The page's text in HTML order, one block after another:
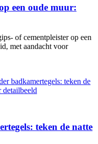
een oude muur:
of cementpleister op een
met aandacht voor
teken de natte